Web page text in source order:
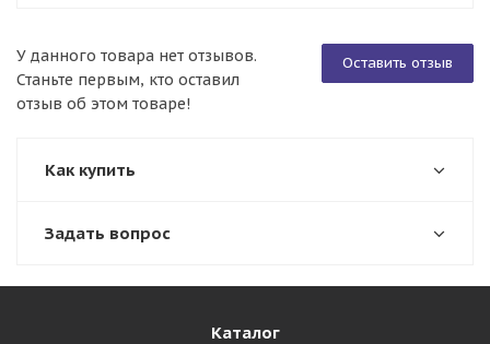
Оставить отзыв
У данного товара нет отзывов.
Станьте первым, кто оставил
отзыв об этом товаре!
Как купить
Задать вопрос
Каталог